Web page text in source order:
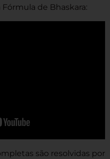
de Bhaskara:
são resolvidas por